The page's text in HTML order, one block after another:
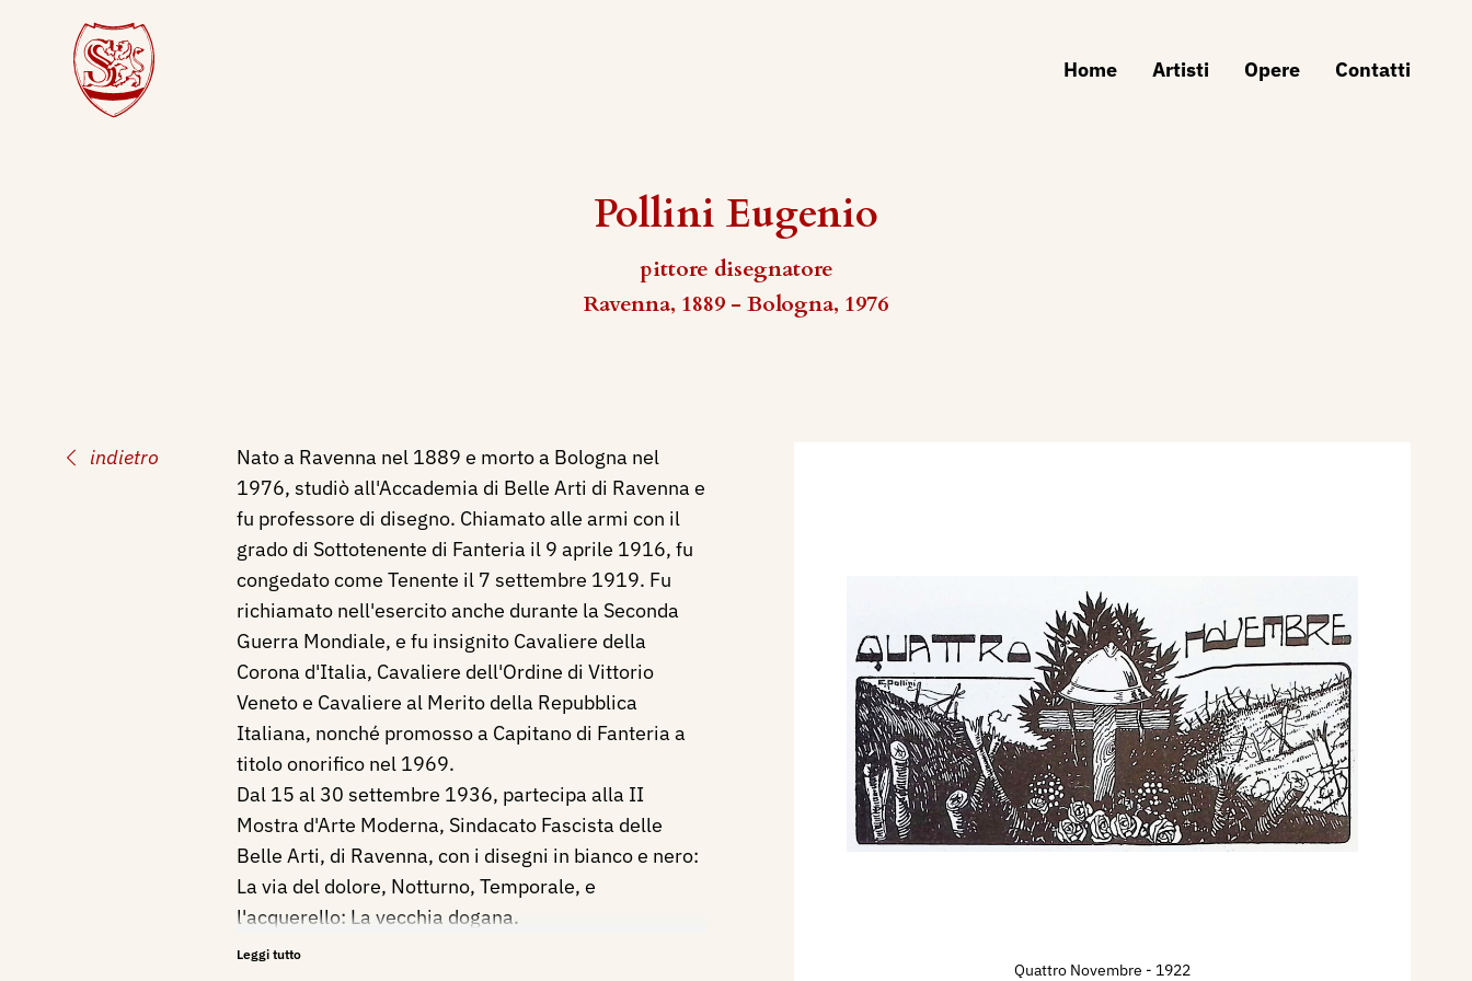
Home Artisti Opere Contatti
Pollini Eugenio
pittore disegnatore
Ravenna, 1889 - Bologna, 1976
indietro
Quattro Novembre - 1922
Nato a Ravenna nel 1889 e morto a Bologna nel
1976, studiò all'Accademia di Belle Arti di Ravenna e
fu professore di disegno. Chiamato alle armi con il
grado di Sottotenente di Fanteria il 9 aprile 1916, fu
congedato come Tenente il 7 settembre 1919. Fu
richiamato nell'esercito anche durante la Seconda
Guerra Mondiale, e fu insignito Cavaliere della
Corona d'Italia, Cavaliere dell'Ordine di Vittorio
Veneto e Cavaliere al Merito della Repubblica
Italiana, nonché promosso a Capitano di Fanteria a
titolo onorifico nel 1969.
Dal 15 al 30 settembre 1936, partecipa alla II
Mostra d'Arte Moderna, Sindacato Fascista delle
Belle Arti, di Ravenna, con i disegni in bianco e nero:
La via del dolore, Notturno, Temporale, e
l'acquerello: La vecchia dogana.
Leggi tutto